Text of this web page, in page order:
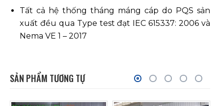
Tất cả hệ thống tháng máng cáp do PQS sản
xuất đều qua Type test đạt IEC 615337: 2006 và
Nema VE 1 – 2017
SẢN PHẨM TƯƠNG TỰ